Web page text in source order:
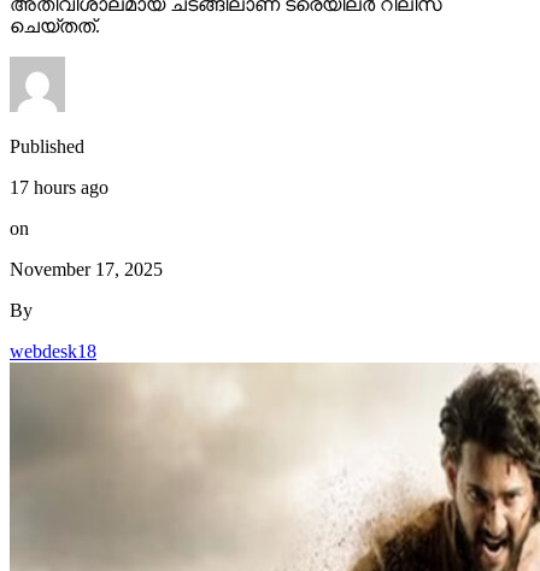
ചെയ്തത്.
Published
17 hours ago
on
November 17, 2025
By
webdesk18